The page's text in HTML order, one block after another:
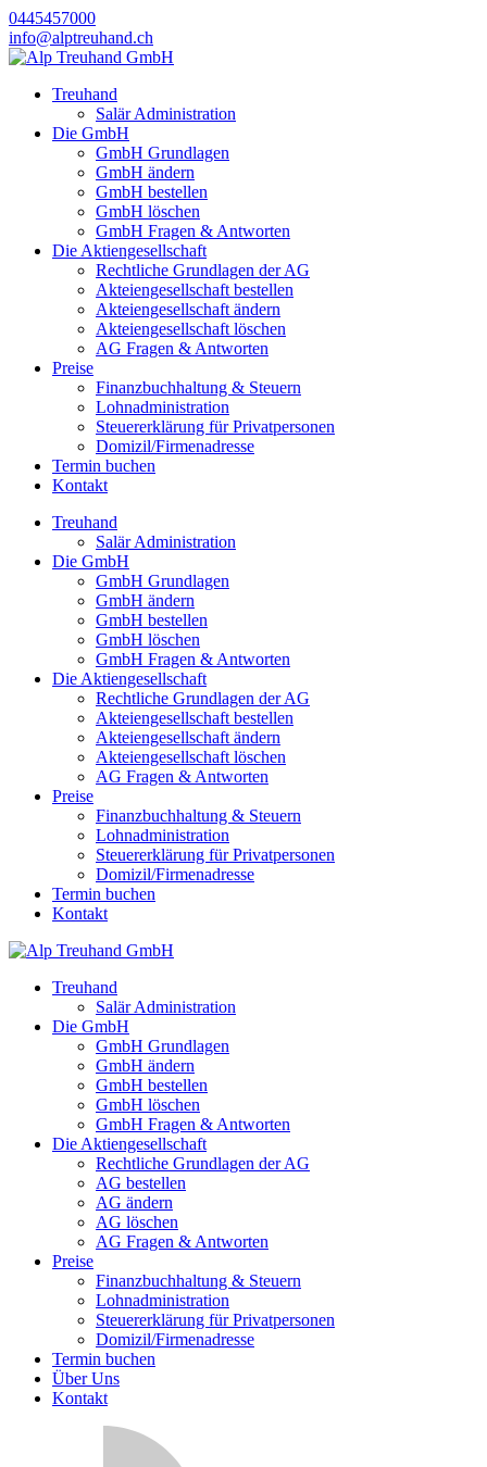
0445457000
info@alptreuhand.ch
Treuhand
Salär Administration
Die GmbH
GmbH Grundlagen
GmbH ändern
GmbH bestellen
GmbH löschen
GmbH Fragen & Antworten
Die Aktiengesellschaft
Rechtliche Grundlagen der AG
Akteiengesellschaft bestellen
Akteiengesellschaft ändern
Akteiengesellschaft löschen
AG Fragen & Antworten
Preise
Finanzbuchhaltung & Steuern
Lohnadministration
Steuererklärung für Privatpersonen
Domizil/Firmenadresse
Termin buchen
Kontakt
Treuhand
Salär Administration
Die GmbH
GmbH Grundlagen
GmbH ändern
GmbH bestellen
GmbH löschen
GmbH Fragen & Antworten
Die Aktiengesellschaft
Rechtliche Grundlagen der AG
Akteiengesellschaft bestellen
Akteiengesellschaft ändern
Akteiengesellschaft löschen
AG Fragen & Antworten
Preise
Finanzbuchhaltung & Steuern
Lohnadministration
Steuererklärung für Privatpersonen
Domizil/Firmenadresse
Termin buchen
Kontakt
Treuhand
Salär Administration
Die GmbH
GmbH Grundlagen
GmbH ändern
GmbH bestellen
GmbH löschen
GmbH Fragen & Antworten
Die Aktiengesellschaft
Rechtliche Grundlagen der AG
AG bestellen
AG ändern
AG löschen
AG Fragen & Antworten
Preise
Finanzbuchhaltung & Steuern
Lohnadministration
Steuererklärung für Privatpersonen
Domizil/Firmenadresse
Termin buchen
Über Uns
Kontakt